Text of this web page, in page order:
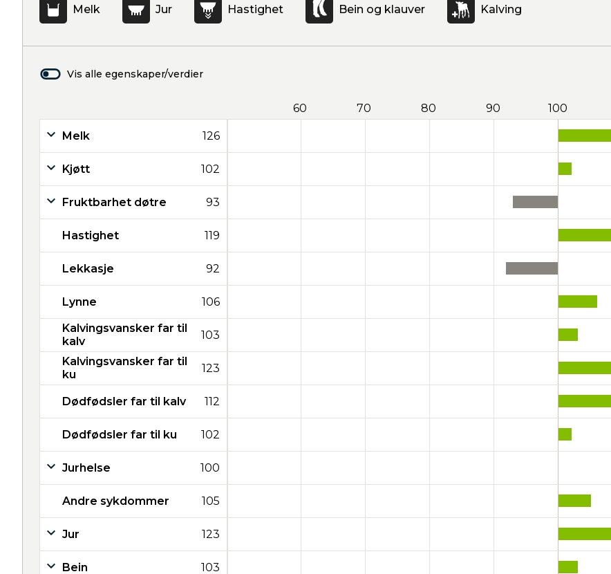
Melk Jur Hastighet Bein og klauver Kalving
Vis alle egenskaper/verdier
60 70 80 90 100
Melk 126
Kjøtt 102
Fruktbarhet døtre 93
Hastighet 119
Lekkasje 92
Lynne 106
Kalvingsvansker far til
kalv
103
Kalvingsvansker far til
ku
123
Dødfødsler far til kalv 112
Dødfødsler far til ku 102
Jurhelse 100
Andre sykdommer 105
Jur 123
Bein 103